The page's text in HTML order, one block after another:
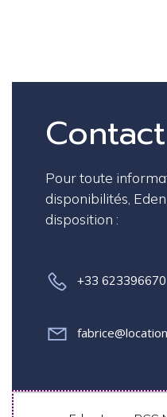
Contact
Pour toute
disponibilités,
disposition :
+33 623396670